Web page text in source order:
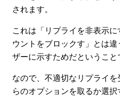
されます。
これは「リプライを非表示
ウントをブロックす」とは
ザーに示すためだということ
なので、不適切なリプライ
らのオプションを取るか選択